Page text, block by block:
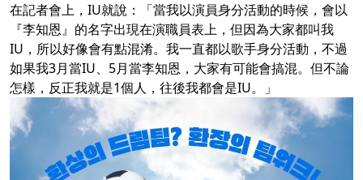
在記者會上，IU就說：「當我以演員身分活動的時候，會以
『李知恩』的名字出現在演職員表上，但因為大家都叫我
IU，所以好像會有點混淆。我一直都以歌手身分活動，不過
如果我3月當IU、5月當李知恩，大家有可能會搞混。但不論
怎樣，反正我就是1個人，往後我都會是IU。」